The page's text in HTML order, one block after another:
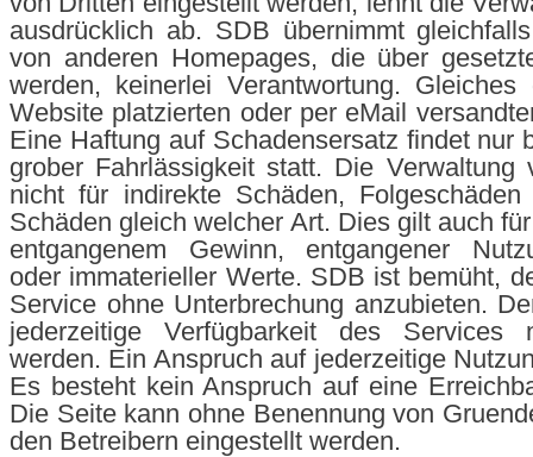
ausdrücklich ab. SDB übernimmt
von anderen Homepages, die über
werden, keinerlei Verantwortung.
Website platzierten oder per eMail
Eine Haftung auf Schadensersatz findet nur
grober Fahrlässigkeit statt. Die Verwaltung
nicht für indirekte Schäden,
Schäden gleich welcher Art. Dies gilt auch
entgangenem Gewinn, entgangener
oder immaterieller Werte. SDB ist bemüht,
Service ohne Unterbrechung anzubieten.
jederzeitige Verfügbarkeit des Services
werden. Ein Anspruch auf jederzeitige
Es besteht kein Anspruch auf eine
Die Seite kann ohne Benennung von
den Betreibern eingestellt werden.